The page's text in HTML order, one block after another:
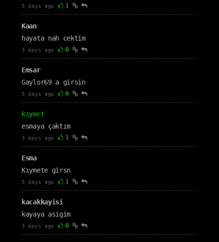
3 days ago 1
Kaan
hayata nah cektim
3 days ago 0
Emsar
Gaylor69 a girsin
3 days ago 0
kıymet
esmaya çaktım
3 days ago 1
Esma
Kıymete girsn
3 days ago 1
kacakkayisi
kayaya asigim
3 days ago 0